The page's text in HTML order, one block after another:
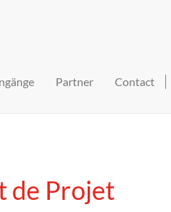
Partner Contact
de Projet